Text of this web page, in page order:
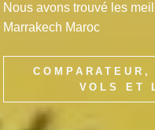
Nous avons trouvé les
Marrakech Maroc
VOLS ET